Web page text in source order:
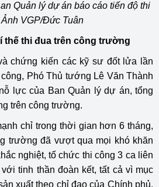
Quản lý dự án báo cáo tiến độ thi
VGP/Đức Tuân
thế thi đua trên công trường
chứng kiến các kỹ sư đốt lửa lần
Phó Thủ tướng Lê Văn Thành
lực của Ban Quản lý dự án, tổng
trên công trường.
chỉ trong thời gian hơn 6 tháng,
trường đã vượt qua mọi khó khăn
nghiệt, tổ chức thi công 3 ca liên
tinh thần đoàn kết, tất cả vì mục
xuất theo chỉ đạo của Chính phủ,